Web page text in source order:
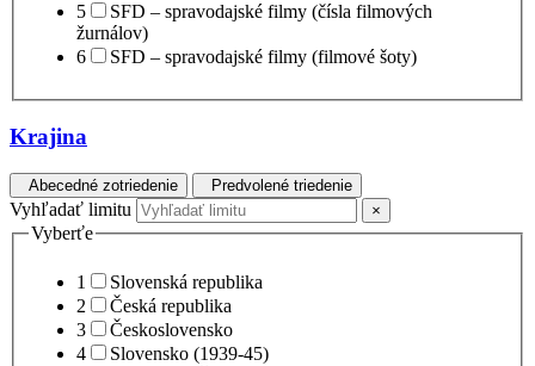
5
SFD – spravodajské filmy (čísla filmových
žurnálov)
6
SFD – spravodajské filmy (filmové šoty)
Krajina
Abecedné zotriedenie Predvolené triedenie
Vyhľadať limitu ×
Vyberťe
1
Slovenská republika
2
Česká republika
3
Československo
4
Slovensko (1939-45)